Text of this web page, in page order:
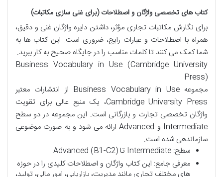
کتاب های تخصصی واژگان و اصطلاحات (برای غنی سازی مکاتبات)
برای نگارش مکاتبات تجاری مؤثر، داشتن دایره واژگان غنی و دقیق،
همراه با اصطلاحات و عبارات رایج، ضروری است. این کتاب ها به
شما کمک می کنند تا کلمات مناسب را در جایگاه صحیح به کار ببرید.
Business Vocabulary in Use (Cambridge University
Press)
مجموعه Business Vocabulary in Use از انتشارات معتبر
Cambridge University Press، یک منبع عالی برای تقویت
واژگان تخصصی تجارت و بازرگانی است. این مجموعه در دو سطح
Intermediate و Advanced ارائه می شود و به صورت موضوعی
سازماندهی شده است.
سطح: Intermediate تا Advanced (B1-C2)
معرفی جامع: این کتاب واژگان و اصطلاحات کلیدی را در حوزه
های مختلف تجاری مانند مدیریت، بازاریابی، امور مالی، تولید،